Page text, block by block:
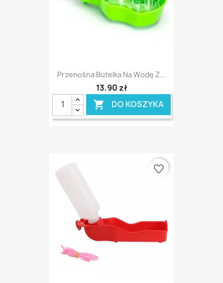
Przenośna Butelka Na Wodę Z...
13,90 zł
 DO KOSZYKA
favorite_border